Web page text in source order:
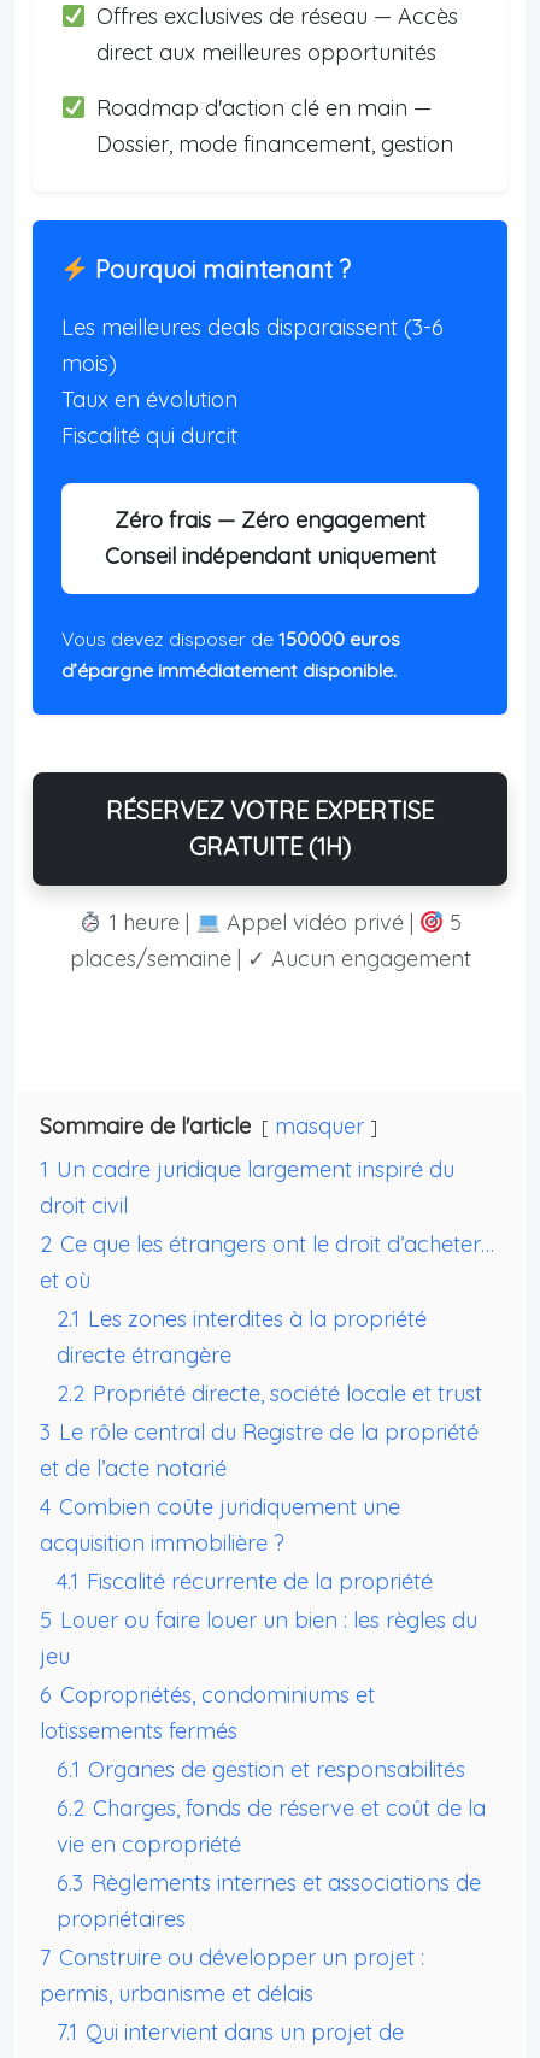
Offres exclusives de réseau — Accès
direct aux meilleures opportunités
Roadmap d'action clé en main —
Dossier, mode financement, gestion
Pourquoi maintenant ?
Les meilleures deals disparaissent (3-6
mois)
Taux en évolution
Fiscalité qui durcit
Zéro frais — Zéro engagement
Conseil indépendant uniquement
Vous devez disposer de 150000 euros
d’épargne immédiatement disponible.
RÉSERVEZ VOTRE EXPERTISE
GRATUITE (1H)
1 heure | Appel vidéo privé |
5
places/semaine | ✓ Aucun engagement
Sommaire de l'article
masquer
1 Un cadre juridique largement inspiré du
droit civil
2 Ce que les étrangers ont le droit d’acheter…
et où
2.1 Les zones interdites à la propriété
directe étrangère
2.2 Propriété directe, société locale et trust
3 Le rôle central du Registre de la propriété
et de l’acte notarié
4 Combien coûte juridiquement une
acquisition immobilière ?
4.1 Fiscalité récurrente de la propriété
5 Louer ou faire louer un bien : les règles du
jeu
6 Copropriétés, condominiums et
lotissements fermés
6.1 Organes de gestion et responsabilités
6.2 Charges, fonds de réserve et coût de la
vie en copropriété
6.3 Règlements internes et associations de
propriétaires
7 Construire ou développer un projet :
permis, urbanisme et délais
7.1 Qui intervient dans un projet de